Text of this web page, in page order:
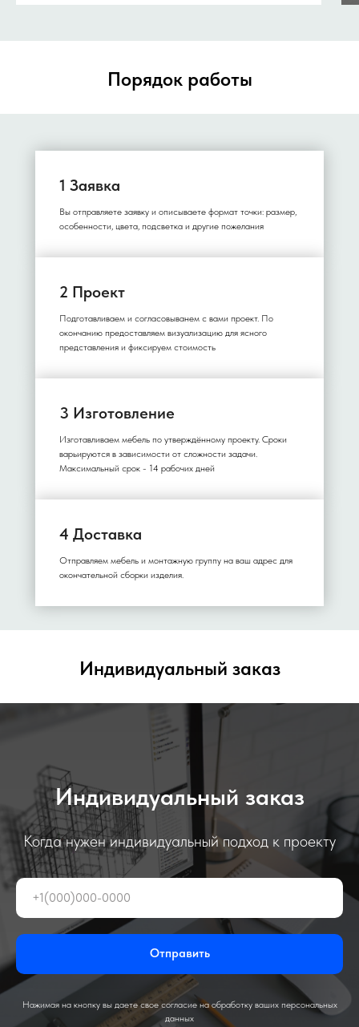
Порядок работы
1 Заявка
Вы отправляете заявку и описываете формат точки: размер,
особенности, цвета, подсветка и другие пожелания
2 Проект
Подготавливаем и согласовыванем с вами проект. По
окончанию предоставляем визуализацию для ясного
представления и фиксируем стоимость
3 Изготовление
Изготавливаем мебель по утверждённому проекту. Сроки
варьируются в зависимости от сложности задачи.
Максимальный срок - 14 рабочих дней
4 Доставка
Отправляем мебель и монтажную группу на ваш адрес для
окончательной сборки изделия.
Индивидуальный заказ
Индивидуальный заказ
Когда нужен индивидуальный подход к проекту
Отправить
Нажимая на кнопку вы даете свое согласие на обработку ваших персональных
данных